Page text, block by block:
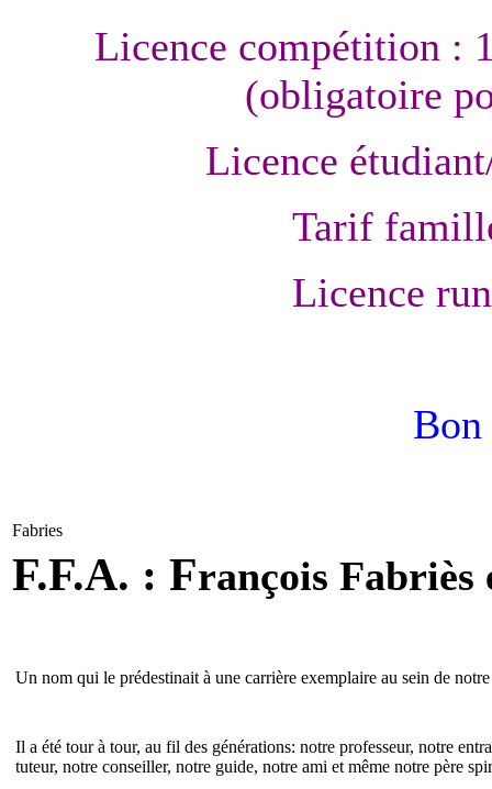
Licence compétition :
(obligatoire
Licence
Tarif
Licence
Bon
Fabries
F.F.A. : François
Un nom qui le prédestinait à une carrière exemplaire au sein de
Il a été tour à tour, au fil des générations: notre professeur, notre
tuteur, notre conseiller, notre guide, notre ami et même notre père